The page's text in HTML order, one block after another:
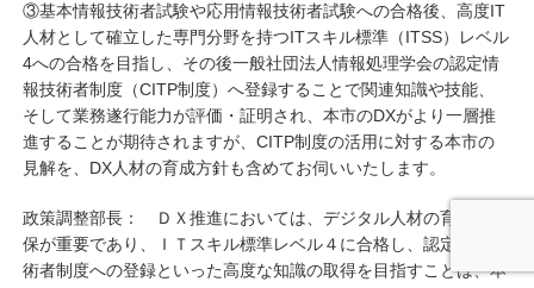
③基本情報技術者試験や応用情報技術者試験への合格後、高度IT
人材として確立した専門分野を持つITスキル標準（ITSS）レベル
4への合格を目指し、その後一般社団法人情報処理学会の認定情
報技術者制度（CITP制度）へ登録することで関連知識や技能、
そして業務遂行能力が評価・証明され、本市のDXがより一層推
進することが期待されますが、CITP制度の活用に対する本市の
見解を、DX人材の育成方針も含めてお伺いいたします。
政策調整部長： ＤＸ推進においては、デジタル人材の育成、確
保が重要であり、ＩＴスキル標準レベル４に合格し、認定情報技
術者制度への登録といった高度な知識の取得を目指すことは、本